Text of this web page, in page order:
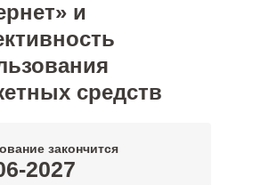
и
средств
закончится
2027